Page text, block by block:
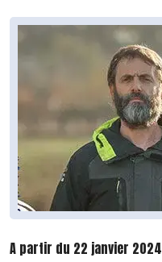
A partir du 22 janvier 2024